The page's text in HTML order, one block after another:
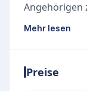
Angehörigen
unterstützt.
Mehr lesen
Preise